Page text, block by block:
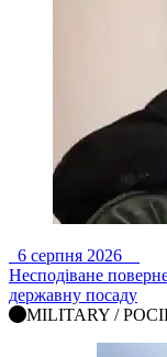
6 серпня 2026
Несподіване
державну посаду
MILITARY /